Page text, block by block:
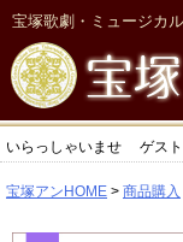
宝塚歌劇・ミュージカ
いらっしゃいませ ゲスト
宝塚アンHOME 商品購入